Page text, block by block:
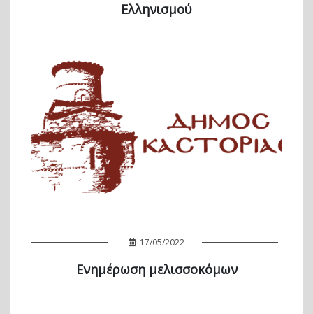
Ελληνισμού
17/05/2022
Ενημέρωση μελισσοκόμων